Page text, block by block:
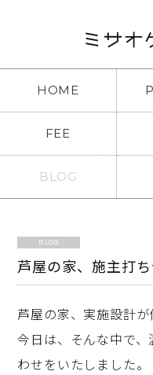
HOME
FEE
BLOG
BLOG
芦屋の家、施主打
芦屋の家、実施設計が
今日は、そんな中で
わせをいたしました。